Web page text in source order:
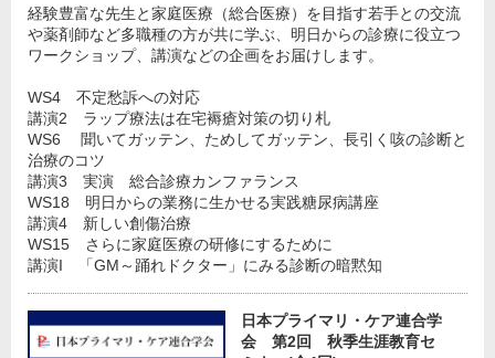
経験豊富な先生と家庭医療（総合医療）を目指す若手との交流
や薬剤師など多職種の方が共に学ぶ、明日からの診療に役立つ
ワークショップ、講演などの企画をお届けします。
WS4 不定愁訴への対応
講演2 ラップ療法は在宅褥瘡対策の切り札
WS6 聞いてガッテン、ためしてガッテン、長引く咳の診断と
治療のコツ
講演3 実演 総合診療カンファランス
WS18 明日からの業務に生かせる実践糖尿病講座
講演4 新しい創傷治療
WS15 さらに家庭医療の研修にするために
講演I 「GM～踊れドクター」にみる診断の暗黙知
日本プライマリ・ケア連合学
会 第2回 秋季生涯教育セ